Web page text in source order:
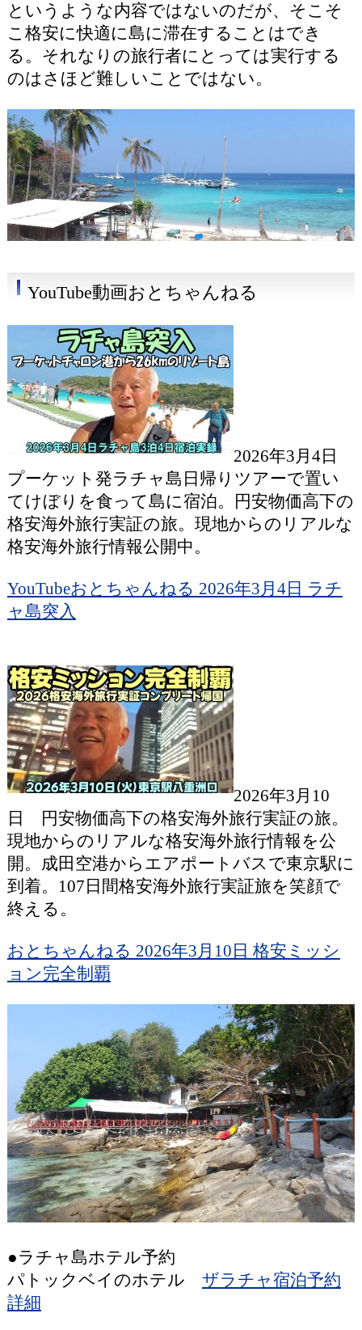
というような内容ではないのだが、そこそ
こ格安に快適に島に滞在することはでき
る。それなりの旅行者にとっては実行する
のはさほど難しいことではない。
YouTube動画おとちゃんねる
2026年3月4日
プーケット発ラチャ島日帰りツアーで置い
てけぼりを食って島に宿泊。円安物価高下の
格安海外旅行実証の旅。現地からのリアルな
格安海外旅行情報公開中。
YouTubeおとちゃんねる 2026年3月4日 ラチ
ャ島突入
2026年3月10
日 円安物価高下の格安海外旅行実証の旅。
現地からのリアルな格安海外旅行情報を公
開。成田空港からエアポートバスで東京駅に
到着。107日間格安海外旅行実証旅を笑顔で
終える。
おとちゃんねる 2026年3月10日 格安ミッシ
ョン完全制覇
●ラチャ島ホテル予約
パトックベイのホテル ザラチャ宿泊予約
詳細